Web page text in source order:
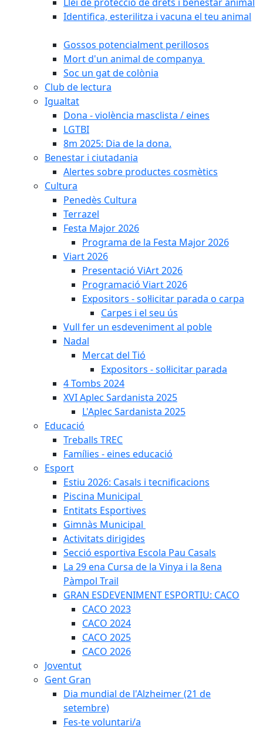
Identifica, esterilitza i vacuna el teu animal
Gossos potencialment perillosos
Mort d'un animal de companya
Soc un gat de colònia
Club de lectura
Igualtat
Dona - violència masclista / eines
LGTBI
8m 2025: Dia de la dona.
Benestar i ciutadania
Alertes sobre productes cosmètics
Cultura
Penedès Cultura
Terrazel
Festa Major 2026
Programa de la Festa Major 2026
Viart 2026
Presentació ViArt 2026
Programació Viart 2026
Expositors - sol·licitar parada o carpa
Carpes i el seu ús
Vull fer un esdeveniment al poble
Nadal
Mercat del Tió
Expositors - sol·licitar parada
4 Tombs 2024
XVI Aplec Sardanista 2025
L'Aplec Sardanista 2025
Educació
Treballs TREC
Famílies - eines educació
Esport
Estiu 2026: Casals i tecnificacions
Piscina Municipal
Entitats Esportives
Gimnàs Municipal
Activitats dirigides
Secció esportiva Escola Pau Casals
La 29 ena Cursa de la Vinya i la 8ena
Pàmpol Trail
GRAN ESDEVENIMENT ESPORTIU: CACO
CACO 2023
CACO 2024
CACO 2025
CACO 2026
Joventut
Gent Gran
Dia mundial de l'Alzheimer (21 de
setembre)
Fes-te voluntari/a